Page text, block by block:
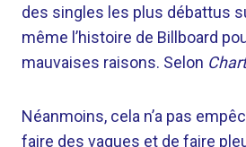
des singles les plus débattus
même l’histoire de Billboard
mauvaises raisons. Selon
Néanmoins, cela n’a pas
faire des vagues et de faire